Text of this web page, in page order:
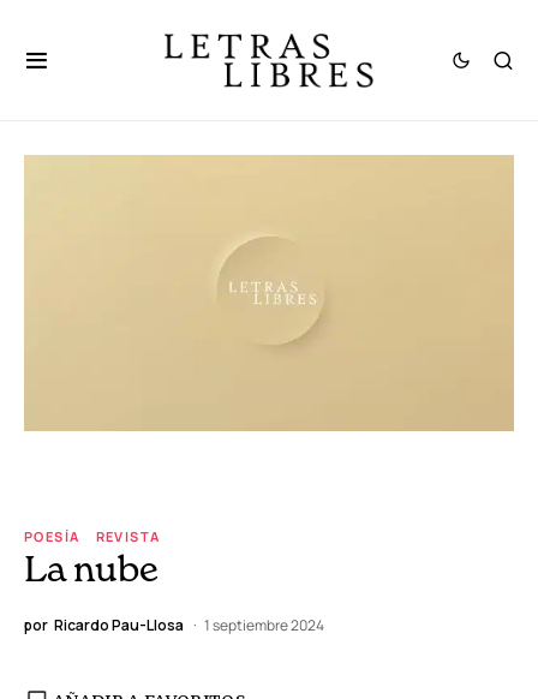
POESÍA REVISTA
La nube
por Ricardo Pau-Llosa 1 septiembre 2024